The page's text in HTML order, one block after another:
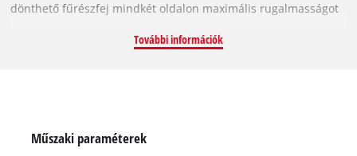
dönthető fűrészfej mindkét oldalon maximális rugalmasságot
lézer jelöli ki, melynek köszönhetően a vágást mindig gyorsan
húzófunkciót használva még a szélesebb munkadarabok
További információk
Műszaki paraméterek